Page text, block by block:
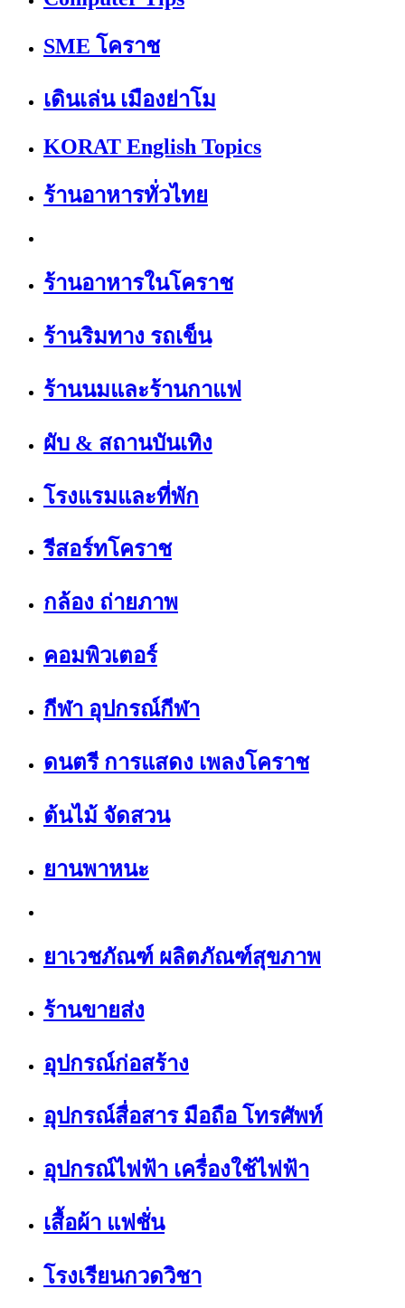
SME โคราช
เดินเล่น เมืองย่าโม
KORAT English Topics
ร้านอาหารทั่วไทย
ร้านอาหารในโคราช
ร้านริมทาง รถเข็น
ร้านนมและร้านกาแฟ
ผับ & สถานบันเทิง
โรงแรมและที่พัก
รีสอร์ทโคราช
กล้อง ถ่ายภาพ
คอมพิวเตอร์
กีฬา อุปกรณ์กีฬา
ดนตรี การแสดง เพลงโคราช
ต้นไม้ จัดสวน
ยานพาหนะ
ยาเวชภัณฑ์ ผลิตภัณฑ์สุขภาพ
ร้านขายส่ง
อุปกรณ์ก่อสร้าง
อุปกรณ์สื่อสาร มือถือ โทรศัพท์
อุปกรณ์ไฟฟ้า เครื่องใช้ไฟฟ้า
เสื้อผ้า แฟชั่น
โรงเรียนกวดวิชา